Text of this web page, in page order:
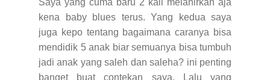
kena baby blues terus. Yang kedua saya
juga kepo tentang bagaimana caranya bisa
mendidik 5 anak biar semuanya bisa tumbuh
jadi anak yang saleh dan saleha? ini penting
banget buat contekan saya. Lalu yang